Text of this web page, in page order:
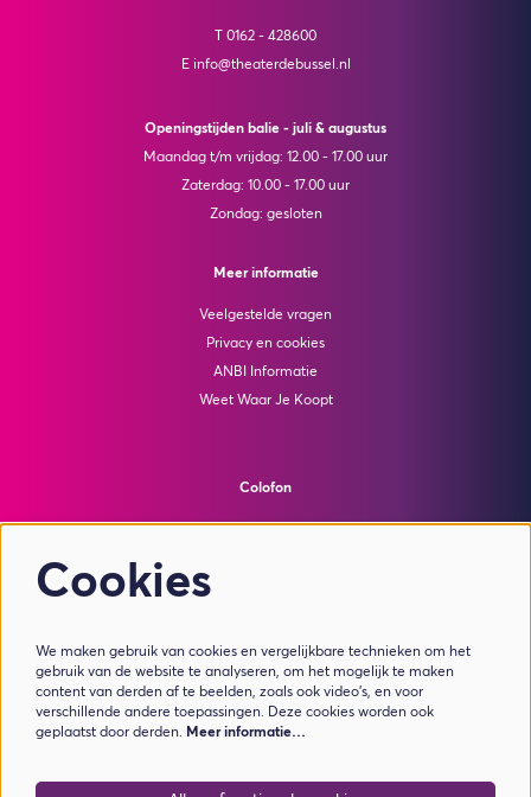
T 0162 - 428600
E info@theaterdebussel.nl
Openingstijden balie - juli & augustus
Maandag t/m vrijdag: 12.00 - 17.00 uur
Zaterdag: 10.00 - 17.00 uur
Zondag: gesloten
Meer informatie
Veelgestelde vragen
Privacy en cookies
ANBI Informatie
Weet Waar Je Koopt
Colofon
© Theater de Bussel
Meld je aan voor de nieuwsbrief
Cookies
We maken gebruik van cookies en vergelijkbare technieken om het
gebruik van de website te analyseren, om het mogelijk te maken
content van derden af te beelden, zoals ook video’s, en voor
verschillende andere toepassingen. Deze cookies worden ook
geplaatst door derden. Meer informatie…